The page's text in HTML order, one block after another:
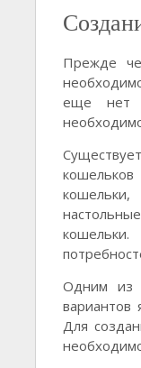
Прежде
еще нет
Одним из
вариантов
Для